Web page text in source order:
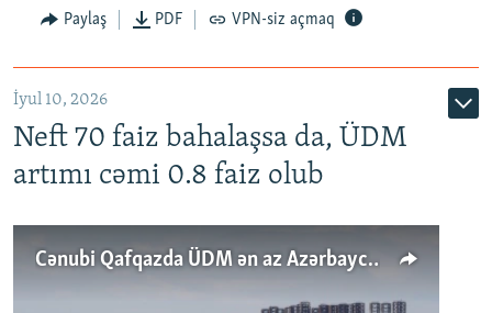
Paylaş PDF VPN-siz açmaq
İyul 10, 2026
Neft 70 faiz bahalaşsa da, ÜDM
artımı cəmi 0.8 faiz olub
Cənubi Qafqazda ÜDM ən az Azərbaycanda artır: Qonşuları niyə Bakını qabaqlaya bilir?